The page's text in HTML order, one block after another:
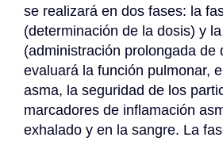
se realizará en dos fases: la
(determinación de la dosis) y
(administración prolongada de
evaluará la función pulmonar,
asma, la seguridad de los
marcadores de inflamación
exhalado y en la sangre. La